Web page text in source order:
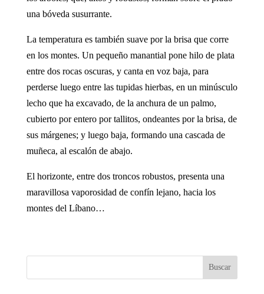
una bóveda susurrante.
La temperatura es también suave por la brisa que corre
en los montes. Un pequeño manantial pone hilo de plata
entre dos rocas oscuras, y canta en voz baja, para
perderse luego entre las tupidas hierbas, en un minúsculo
lecho que ha excavado, de la anchura de un palmo,
cubierto por entero por tallitos, ondeantes por la brisa, de
sus márgenes; y luego baja, formando una cascada de
muñeca, al escalón de abajo.
El horizonte, entre dos troncos robustos, presenta una
maravillosa vaporosidad de confín lejano, hacia los
montes del Líbano…
Buscar